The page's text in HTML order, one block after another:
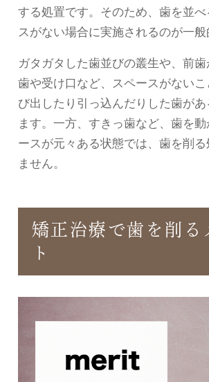
する処置です。そのため、歯を並
スがない場合に実施されるのが一般
ガタガタした歯並びの叢生や、前
歯や受け口など、スペースがない
び出したり引っ込んだりした歯が
ます。一方、すきっ歯など、歯を
ースが元々ある状態では、歯を削
ません。
矯正治療で歯を削る
ト